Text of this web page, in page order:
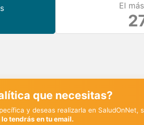
El
que necesitas?
y deseas realizarla en SaludOnNet,
tendrás en tu email.